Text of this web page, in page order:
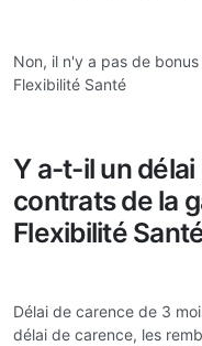
Non, il n'y a pas de
Flexibilité Santé
Y a-t-il un
contrats de la
Flexibilité
Délai de carence de 3
délai de carence, les